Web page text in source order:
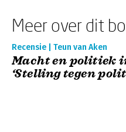
Meer over dit
Recensie | Teun van Aken
Macht en politiek
‘Stelling tegen